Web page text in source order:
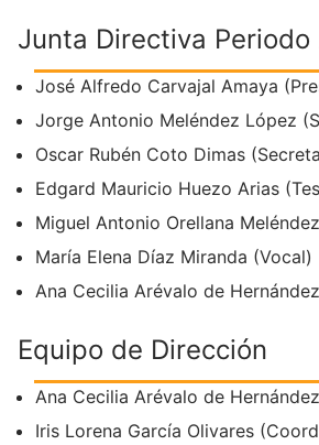
Junta Directiva
José Alfredo Carvajal Amaya
Jorge Antonio Meléndez López
Oscar Rubén Coto Dimas
Edgard Mauricio Huezo Arias
Miguel Antonio Orellana
María Elena Díaz Miranda (Vocal)
Ana Cecilia Arévalo de
Equipo de Dirección
Ana Cecilia Arévalo de
Iris Lorena García Olivares